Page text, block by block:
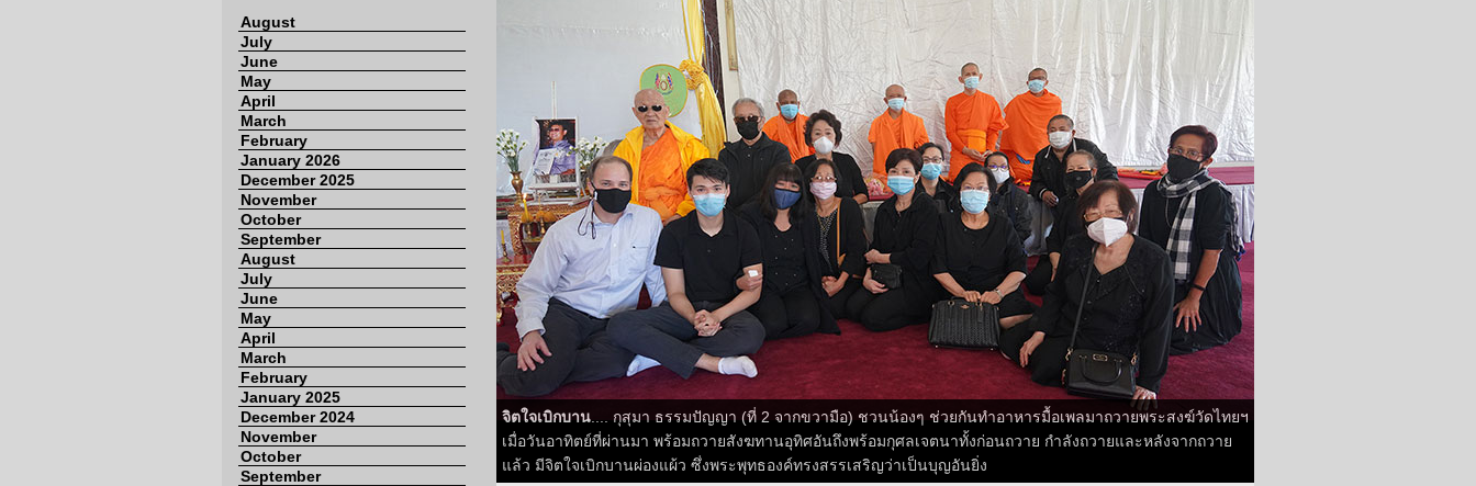
August
July
June
May
April
March
February
January 2026
December 2025
November
October
September
August
July
June
May
April
March
February
January 2025
December 2024
November
October
September
จิตใจเบิกบาน .... กุสุมา ธรรมปัญญา (ที่ 2 จากขวามือ) ชวนน้องๆ ช่วยกันทำอาหารมื้อเพลมาถวายพระสงฆ์วัดไทยฯ
เมื่อวันอาทิตย์ที่ผ่านมา พร้อมถวายสังฆทานอุทิศอันถึงพร้อมกุศลเจตนาทั้งก่อนถวาย กำลังถวายและหลังจากถวาย
แล้ว มีจิตใจเบิกบานผ่องแผ้ว ซึ่งพระพุทธองค์ทรงสรรเสริญว่าเป็นบุญอันยิ่ง